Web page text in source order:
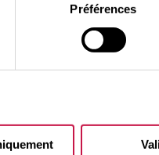
qui
Préférences